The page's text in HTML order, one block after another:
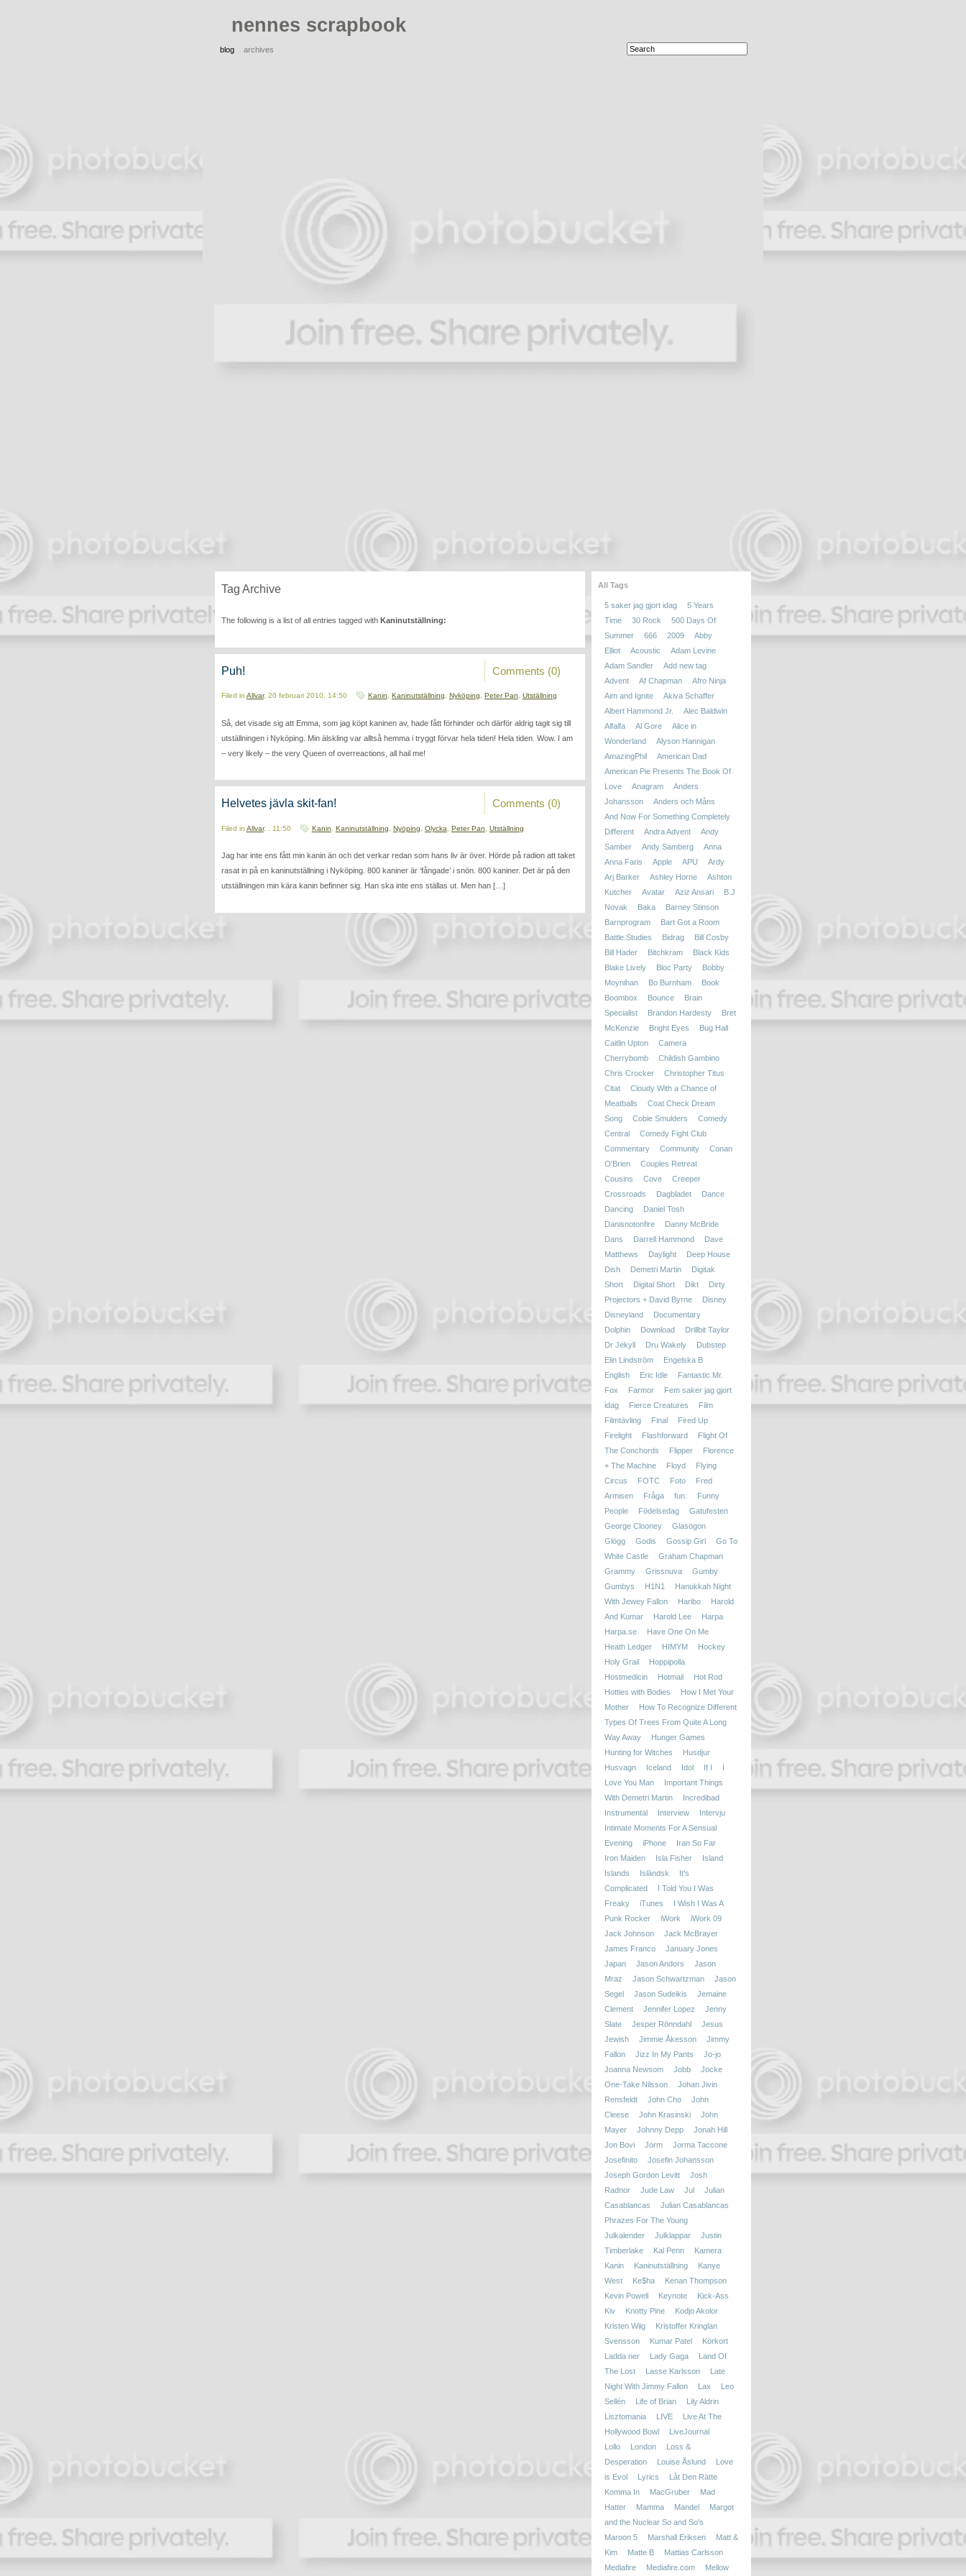
nennes scrapbook
blog archives
Tag Archive
The following is a list of all entries tagged with Kaninutställning:
Comments (0)
Puh!
Filed in Allvar, 20 februari 2010, 14:50 Kanin Kaninutställning Nyköping Peter Pan Utställning
Så, det visade sig att Emma, som jag köpt kaninen av, hade fått förhinder och därför aldrig tagit sig till
utställningen i Nyköping. Min älskling var alltså hemma i tryggt förvar hela tiden! Hela tiden. Wow. I am
– very likely – the very Queen of overreactions, all hail me!
Comments (0)
Helvetes jävla skit-fan!
Filed in Allvar, , 11:50 Kanin Kaninutställning Nyöping Olycka Peter Pan Utställning
Jag har inte ens fått min kanin än och det verkar redan som hans liv är över. Hörde på radion att taket
rasat in på en kaninutställning i Nyköping. 800 kaniner är ‘fångade’ i snön. 800 kaniner. Det är på den
utställningen min kära kanin befinner sig. Han ska inte ens ställas ut. Men han […]
All Tags
5 saker jag gjort idag
5 Years
Time
30 Rock
500 Days Of
Summer
666 2009
Abby
Elliot
Acoustic
Adam Levine
Adam Sandler
Add new tag
Advent
Af Chapman
Afro Ninja
Aim and Ignite
Akiva Schaffer
Albert Hammond Jr.
Alec Baldwin
Alfalfa
Al Gore
Alice in
Wonderland
Alyson Hannigan
AmazingPhil
American Dad
American Pie Presents The Book Of
Love
Anagram
Anders
Johansson
Anders och Måns
And Now For Something Completely
Different
Andra Advent
Andy
Samber
Andy Samberg
Anna
Anna Faris
Apple APU
Ardy
Arj Barker
Ashley Horne
Ashton
Kutcher
Avatar Aziz Ansari
B.J
Novak
Baka
Barney Stinson
Barnprogram
Bart Got a Room
Battle Studies
Bidrag
Bill Cosby
Bill Hader
Bitchkram
Black Kids
Blake Lively
Bloc Party
Bobby
Moynihan
Bo Burnham
Book
Boombox
Bounce
Brain
Specialist
Brandon Hardesty
Bret
McKenzie
Bright Eyes
Bug Hall
Caitlin Upton
Camera
Cherrybomb
Childish Gambino
Chris Crocker
Christopher Titus
Citat
Cloudy With a Chance of
Meatballs
Coat Check Dream
Song
Cobie Smulders
Comedy
Central
Comedy Fight Club
Commentary
Community
Conan
O'Brien
Couples Retreat
Cousins
Cove
Creeper
Crossroads
Dagbladet
Dance
Dancing
Daniel Tosh
Danisnotonfire
Danny McBride
Dans
Darrell Hammond
Dave
Matthews
Daylight
Deep House
Dish
Demetri Martin
Digitak
Short
Digital Short Dikt
Dirty
Projectors + David Byrne
Disney
Disneyland
Documentary
Dolphin
Download
Drillbit Taylor
Dr Jekyll
Dru Wakely
Dubstep
Elin Lindström
Engelska B
English
Eric Idle
Fantastic Mr.
Fox
Farmor
Fem saker jag gjort
idag
Fierce Creatures
Film
Filmtävling
Final
Fired Up
Firelight
Flashforward
Flight Of
The Conchords
Flipper
Florence
+ The Machine
Floyd
Flying
Circus
FOTC Foto
Fred
Armisen
Fråga fun.
Funny
People
Födelsedag
Gatufesten
George Clooney
Glasögon
Glögg
Godis Gossip Girl
Go To
White Castle
Graham Chapman
Grammy
Grissnuva
Gumby
Gumbys
H1N1
Hanukkah Night
With Jewey Fallon
Haribo
Harold
And Kumar
Harold Lee
Harpa
Harpa.se
Have One On Me
Heath Ledger
HIMYM
Hockey
Holy Grail
Hoppipolla
Hostmedicin
Hotmail
Hot Rod
Hotties with Bodies
How I Met Your
Mother
How To Recognize Different
Types Of Trees From Quite A Long
Way Away
Hunger Games
Hunting for Witches
Husdjur
Husvagn
Iceland Idol If I
I
Love You Man
Important Things
With Demetri Martin
Incredibad
Instrumental
Interview
Intervju
Intimate Moments For A Sensual
Evening
iPhone
Iran So Far
Iron Maiden
Isla Fisher
Island
Islands
Isländsk
It's
Complicated
I Told You I Was
Freaky
iTunes
I Wish I Was A
Punk Rocker
iWork
iWork 09
Jack Johnson
Jack McBrayer
James Franco
January Jones
Japan
Jason Andors
Jason
Mraz
Jason Schwartzman
Jason
Segel
Jason Sudeikis
Jemaine
Clement
Jennifer Lopez
Jenny
Slate
Jesper Rönndahl
Jesus
Jewish
Jimmie Åkesson
Jimmy
Fallon
Jizz In My Pants
Jo-jo
Joanna Newsom
Jobb
Jocke
One-Take Nilsson
Johan Jivin
Rensfeldt
John Cho
John
Cleese
John Krasinski
John
Mayer
Johnny Depp
Jonah Hill
Jon Bovi
Jorm
Jorma Taccone
Josefinito
Josefin Johansson
Joseph Gordon Levitt
Josh
Radnor
Jude Law Jul
Julian
Casablancas
Julian Casablancas
Phrazes For The Young
Julkalender
Julklappar
Justin
Timberlake
Kal Penn
Kamera
Kanin
Kaninutställning
Kanye
West
Ke$ha
Kenan Thompson
Kevin Powell
Keynote
Kick-Ass
Kiv
Knotty Pine
Kodjo Akolor
Kristen Wiig
Kristoffer Kringlan
Svensson
Kumar Patel
Körkort
Ladda ner
Lady Gaga
Land Of
The Lost
Lasse Karlsson
Late
Night With Jimmy Fallon
Lax
Leo
Sellén
Life of Brian
Lily Aldrin
Lisztomania
LIVE
Live At The
Hollywood Bowl
LiveJournal
Lollo
London
Loss &
Desperation
Louise Åslund
Love
is Evol
Lyrics
Låt Den Rätte
Komma In
MacGruber
Mad
Hatter
Mamma Mandel
Margot
and the Nuclear So and So's
Maroon 5
Marshall Eriksen
Matt &
Kim
Matte B
Mattias Carlsson
Mediafire
Mediafire.com Mellow